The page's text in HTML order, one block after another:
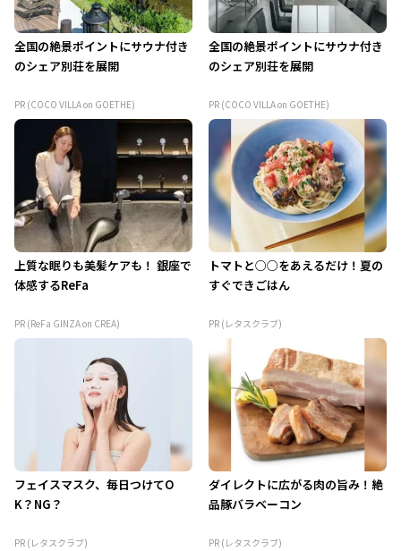
全国の絶景ポイントにサウナ付き
のシェア別荘を展開
PR (COCO VILLA on GOETHE)
全国の絶景ポイントにサウナ付き
のシェア別荘を展開
PR (COCO VILLA on GOETHE)
上質な眠りも美髪ケアも！ 銀座で
体感するReFa
PR (ReFa GINZA on CREA)
トマトと○○をあえるだけ！夏の
すぐできごはん
PR (レタスクラブ)
フェイスマスク、毎日つけてO
K？NG？
PR (レタスクラブ)
ダイレクトに広がる肉の旨み！絶
品豚バラベーコン
PR (レタスクラブ)